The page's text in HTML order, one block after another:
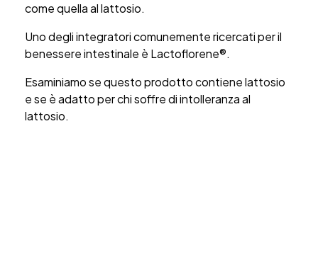
come quella al lattosio.
Uno degli integratori comunemente ricercati per il
benessere intestinale è Lactoflorene®.
Esaminiamo se questo prodotto contiene lattosio
e se è adatto per chi soffre di intolleranza al
lattosio.